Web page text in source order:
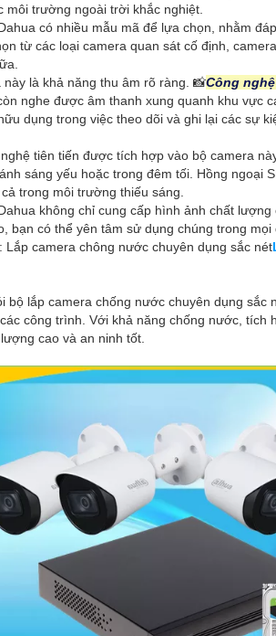
trường ngoài trời khắc nghiệt.
có nhiều mẫu mã để lựa chọn, nhằm
từ các loại camera quan sát cố định,
là khả năng thu âm rõ ràng. 📸Công
nghe được âm thanh xung quanh khu vực
dụng trong việc theo dõi và ghi lại các sự
tiên tiến được tích hợp vào bộ camera
sáng yếu hoặc trong đêm tối. Hồng ngoại
trong môi trường thiếu sáng.
không chỉ cung cấp hình ảnh chất lượng
bạn có thể yên tâm sử dụng chúng trong mọi
camera chông nước chuyên dụng sắc nét
lắp camera chống nước chuyên dụng sắc
công trình. Với khả năng chống nước, tích
cao và an ninh tốt.